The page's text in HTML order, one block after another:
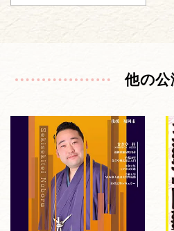
他の公